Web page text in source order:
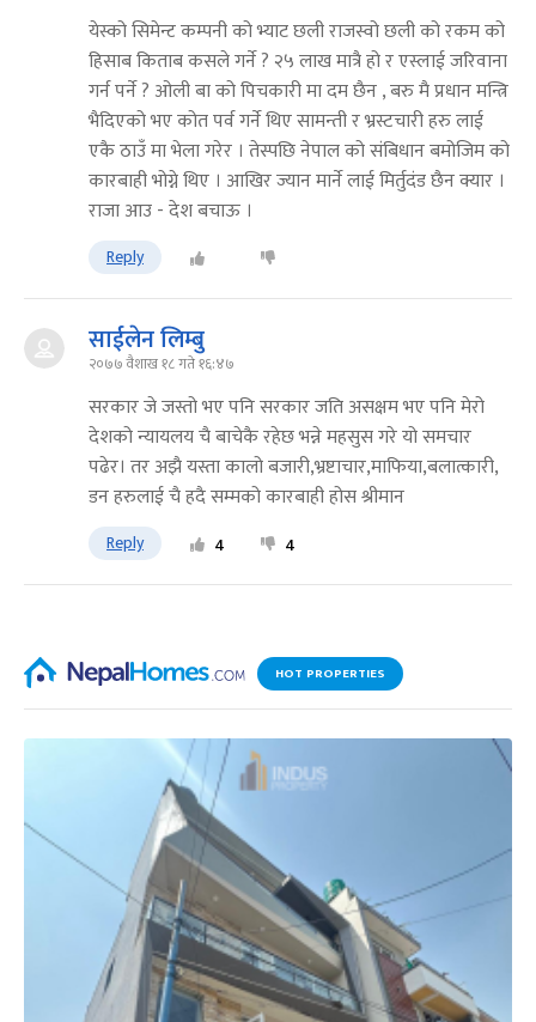
येस्को सिमेन्ट कम्पनी को भ्याट छली राजस्वो छली को रकम को
हिसाब किताब कसले गर्ने ? २५ लाख मात्रै हो र एस्लाई जरिवाना
गर्न पर्ने ? ओली बा को पिचकारी मा दम छैन , बरु मै प्रधान मन्त्रि
भैदिएको भए कोत पर्व गर्ने थिए सामन्ती र भ्रस्टचारी हरु लाई
एकै ठाउँ मा भेला गरेर । तेस्पछि नेपाल को संबिधान बमोजिम को
कारबाही भोग्ने थिए । आखिर ज्यान मार्ने लाई मिर्तुदंड छैन क्यार ।
राजा आउ - देश बचाऊ ।
Reply
साईलेन लिम्बु
२०७७ वैशाख १८ गते १६:४७
सरकार जे जस्तो भए पनि सरकार जति असक्षम भए पनि मेरो
देशको न्यायलय चै बाचेकै रहेछ भन्ने महसुस गरे यो समचार
पढेर। तर अझै यस्ता कालो बजारी,भ्रष्टाचार,माफिया,बलात्कारी,
डन हरुलाई चै हदै सम्मको कारबाही होस श्रीमान
Reply 4 4
HOT PROPERTIES